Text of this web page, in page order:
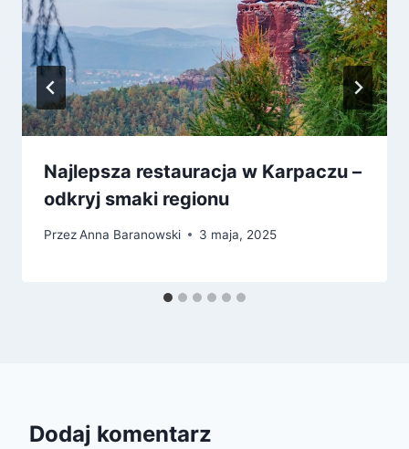
Najlepsza restauracja w Karpaczu –
odkryj smaki regionu
PrzezAnna Baranowski 3 maja, 2025
Dodaj komentarz